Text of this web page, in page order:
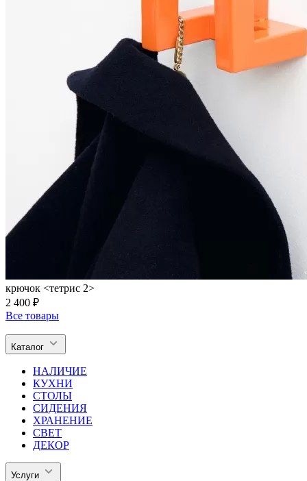
крючок <тетрис 2>
2 400 ₽
Все товары
Каталог
НАЛИЧИЕ
КУХНИ
СТОЛЫ
СИДЕНИЯ
ХРАНЕНИЕ
СВЕТ
ДЕКОР
Услуги